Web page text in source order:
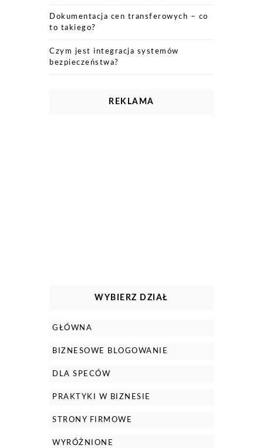
Dokumentacja cen transferowych – co
to takiego?
Czym jest integracja systemów
bezpieczeństwa?
REKLAMA
WYBIERZ DZIAŁ
GŁÓWNA
BIZNESOWE BLOGOWANIE
DLA SPECÓW
PRAKTYKI W BIZNESIE
STRONY FIRMOWE
WYRÓŻNIONE